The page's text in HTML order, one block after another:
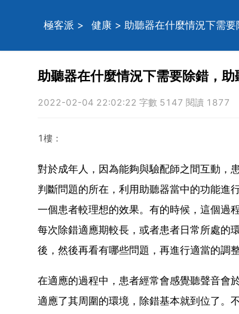
極客派 > 健康 > 助聽器在什麼情況下需
助聽器在什麼情況下需要除錯，
2022-02-04 22:02:22 字數 5147 閱讀 1877
1樓：
對於成年人，因為能夠與驗配師之間互動，
判斷問題的所在，利用助聽器當中的功能進
一個患者較理想的效果。有的時候，這個過
每次除錯適應期較長，或者患者日常所處的
後，然後再看有哪些問題，再進行適當的調整
在適應的過程中，患者經常會感覺聽聲音會
適應了其周圍的環境，除錯基本就到位了。